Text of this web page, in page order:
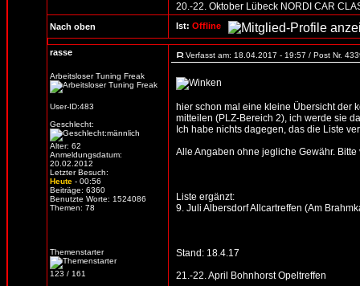
20.-22. Oktober Lübeck NORDI CAR
Nach oben Ist: Offline
rasse
Arbeitsloser Tuning Freak
User-ID:483
Geschlecht:
Alter: 62
Anmeldungsdatum:
20.02.2012
Letzter Besuch:
Heute - 00:56
Beiträge: 6360
Benutzte Worte: 1524086
Themen: 78
Themenstarter
123 / 161
Verfasst am: 18.04.2017 - 19:57 / Post Nr.
hier schon mal eine kleine Übersicht der
mitteilen (PLZ-Bereich 2), ich werde sie
Ich habe nichts dagegen, das die Liste
Alle Angaben ohne jegliche Gewähr.
Liste ergänzt:
9. Juli Albersdorf Allcartreffen (Am
Stand: 18.4.17
21.-22. April Bohnhorst Opeltreffen